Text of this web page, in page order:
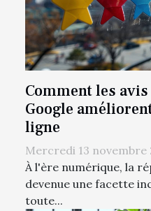
Comment les
Google
ligne
Mercredi 13 novembre
À l'ère numérique, la
devenue une facette
toute...